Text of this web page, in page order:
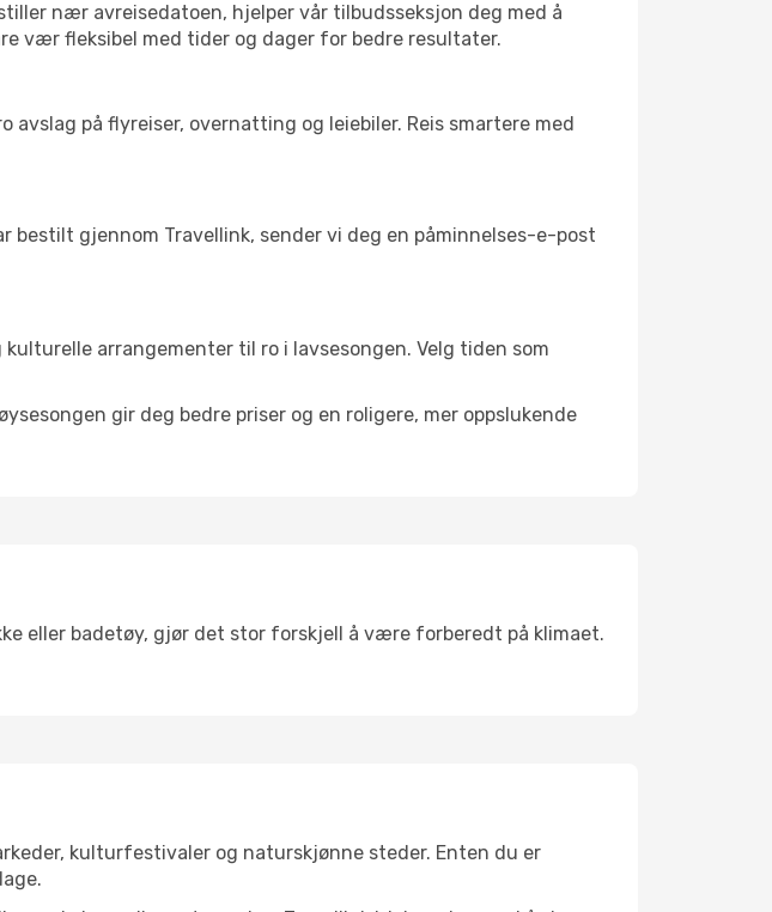
nær avreisedatoen, hjelper vår tilbudsseksjon deg med å
vær fleksibel med tider og dager for bedre resultater.
avslag på flyreiser, overnatting og leiebiler. Reis smartere med
gjennom Travellink, sender vi deg en påminnelses-e-post
arrangementer til ro i lavsesongen. Velg tiden som
gir deg bedre priser og en roligere, mer oppslukende
eller badetøy, gjør det stor forskjell å være forberedt på klimaet.
kulturfestivaler og naturskjønne steder. Enten du er